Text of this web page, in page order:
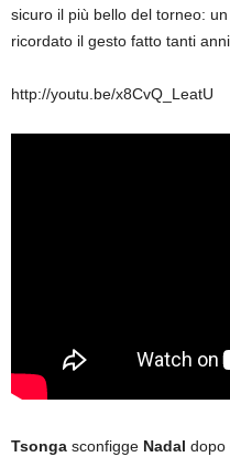
sicuro il più bello del torneo:
ricordato il gesto fatto tanti
http://youtu.be/x8CvQ_LeatU
Tsonga sconfigge Nadal dopo